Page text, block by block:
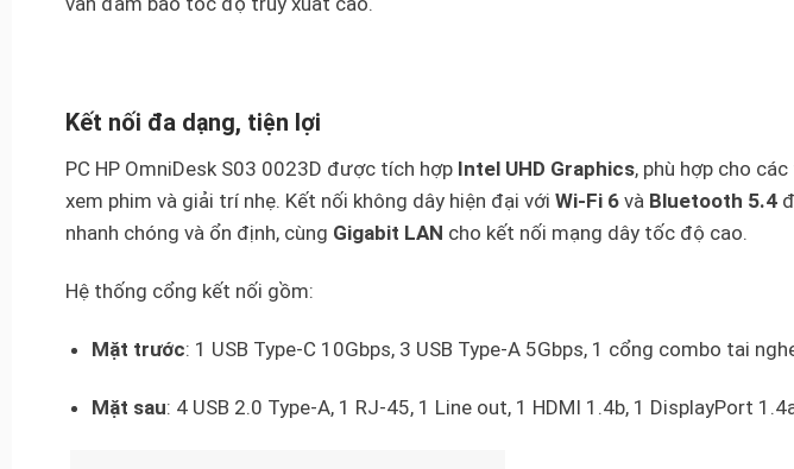
Kết nối đa dạng, tiện lợi
PC HP OmniDesk S03 0023D được tích hợp Intel UHD Graphics, phù hợp cho
xem phim và giải trí nhẹ. Kết nối không dây hiện đại với Wi-Fi 6và Bluetooth 5.4
nhanh chóng và ổn định, cùng Gigabit LAN cho kết nối mạng dây tốc độ cao.
Hệ thống cổng kết nối gồm:
Mặt trước: 1 USB Type-C 10Gbps, 3 USB Type-A 5Gbps, 1 cổng combo tai
Mặt sau: 4 USB 2.0 Type-A, 1 RJ-45, 1 Line out, 1 HDMI 1.4b, 1 DisplayPort